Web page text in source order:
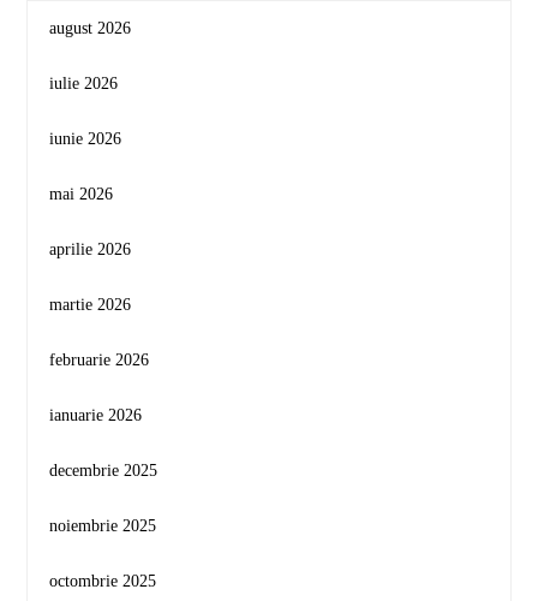
august 2026
iulie 2026
iunie 2026
mai 2026
aprilie 2026
martie 2026
februarie 2026
ianuarie 2026
decembrie 2025
noiembrie 2025
octombrie 2025